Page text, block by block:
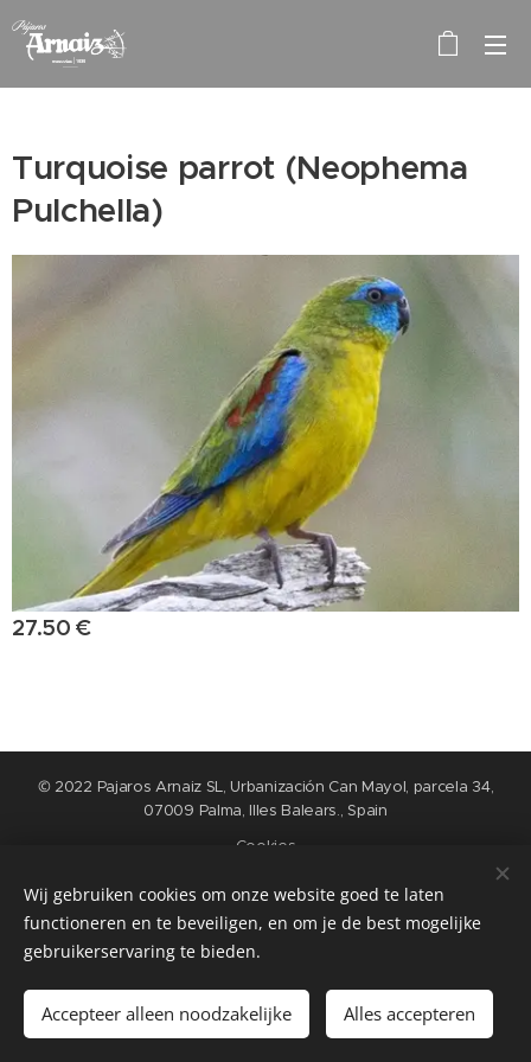
Turquoise parrot (Neophema
Pulchella)
27.50 €
Add to cart
© 2022 Pajaros Arnaiz SL, Urbanización Can Mayol, parcela 34,
07009 Palma, Illes Balears., Spain
Cookies
Languages
Nederlands
English Español Français
Wij gebruiken cookies om onze website goed te laten
functioneren en te beveiligen, en om je de best mogelijke
gebruikerservaring te bieden.
Accepteer alleen noodzakelijke Alles accepteren